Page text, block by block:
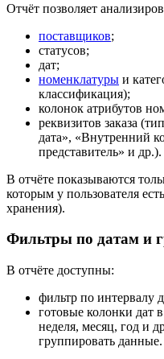
Отчёт позволяет
поставщиков;
статусов;
дат;
номенклатуры и
классификация);
колонок атрибутов
реквизитов заказа
дата», «Внутренний
представитель» и др.).
В отчёте показываются
которым у пользователя
хранения).
Фильтры по датам и
В отчёте доступны:
фильтр по интервалу
готовые колонки дат
неделя, месяц, год и
группировать данные.